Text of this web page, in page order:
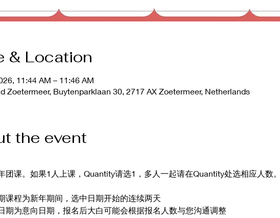
& Location
11:44 AM – 11:46 AM
Zoetermeer, Buytenparklaan 30, 2717 AX Zoetermeer, Netherlands
the event
团课。如果1人上课，Quantity请选1，多人一起请在Quantity处选相应人数。
课程为新年期间，选中日期开始的连续两天
期为意向日期，报名后大白可能会根据报名人数与您沟通调整